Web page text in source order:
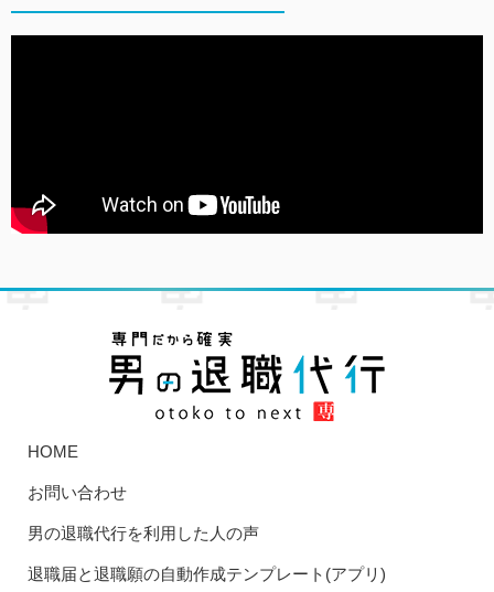
HOME
お問い合わせ
男の退職代行を利用した人の声
退職届と退職願の自動作成テンプレート(アプリ)